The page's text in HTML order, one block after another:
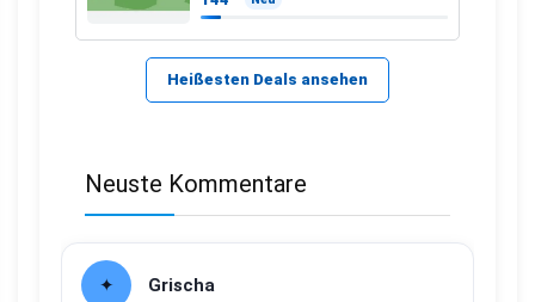
Heißesten Deals ansehen
Neuste Kommentare
Grischa